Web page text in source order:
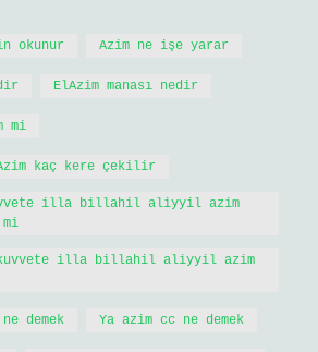
okunur Azim ne işe yarar
ElAzim manası nedir
mi
kaç kere çekilir
illa billahil aliyyil azim
kuvvete illa billahil aliyyil azim
demek Ya azim cc ne demek